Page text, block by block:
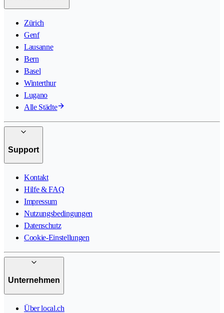
Zürich
Genf
Lausanne
Bern
Basel
Winterthur
Lugano
Alle Städte
Support
Kontakt
Hilfe & FAQ
Impressum
Nutzungsbedingungen
Datenschutz
Cookie-Einstellungen
Unternehmen
Über local.ch